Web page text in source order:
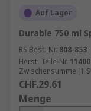
Auf Lager
Durable 750 ml
RS Best.-Nr. 808-853
Herst. Teile-Nr.
Zwischensumme (1
CHF.29.61
Menge